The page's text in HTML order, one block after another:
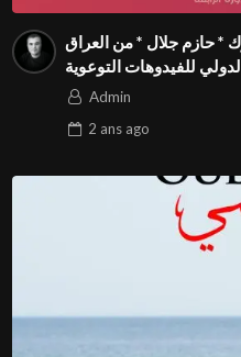
فيديو بعنوان «العدم الأبيض» للمشارك * حازم جلال * من العراق
بالمهرجان الدولي للفيدوهات التوعوية
Season 4 FIVS
Admin
2 ansago